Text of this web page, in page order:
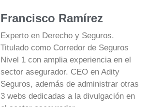
Francisco Ramírez
Experto en Derecho y Seguros.
Titulado como Corredor de Seguros
Nivel 1 con amplia experiencia en el
sector asegurador. CEO en Adity
Seguros, además de administrar otras
3 webs dedicadas a la divulgación en